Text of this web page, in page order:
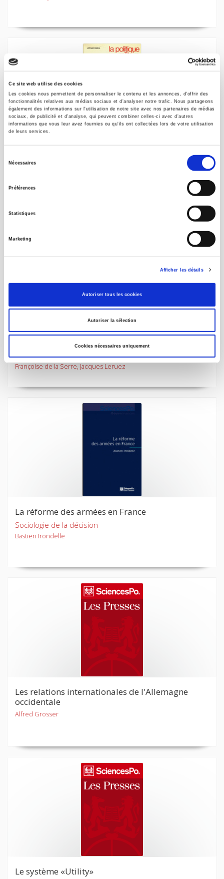
Ce site web utilise des cookies
Les cookies nous permettent de personnaliser le contenu et les annonces, d'offrir des
fonctionnalités relatives aux médias sociaux et d'analyser notre trafic. Nous partageons
également des informations sur l'utilisation de notre site avec nos partenaires de médias
sociaux, de publicité et d'analyse, qui peuvent combiner celles-ci avec d'autres
informations que vous leur avez fournies ou qu'ils ont collectées lors de votre utilisation
de leurs services.
Nécessaires
Préférences
Statistiques
Marketing
Afficher les détails
Autoriser tous les cookies
Autoriser la sélection
Cookies nécessaires uniquement
République
Les politiques étrangères de la France et de la
Grande-Bretagne depuis 1945
L'inévitable ajustement
Françoise de la Serre, Jacques Leruez
La réforme des armées en France
Sociologie de la décision
Bastien Irondelle
Les relations internationales de l'Allemagne
occidentale
Alfred Grosser
Le système «Utility»